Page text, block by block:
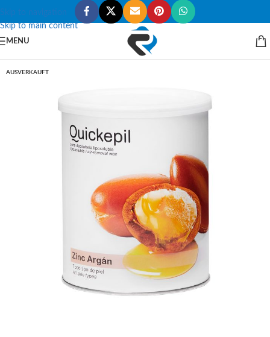
Skip to navigation
Skip to main content
MENU
AUSVERKAUFT